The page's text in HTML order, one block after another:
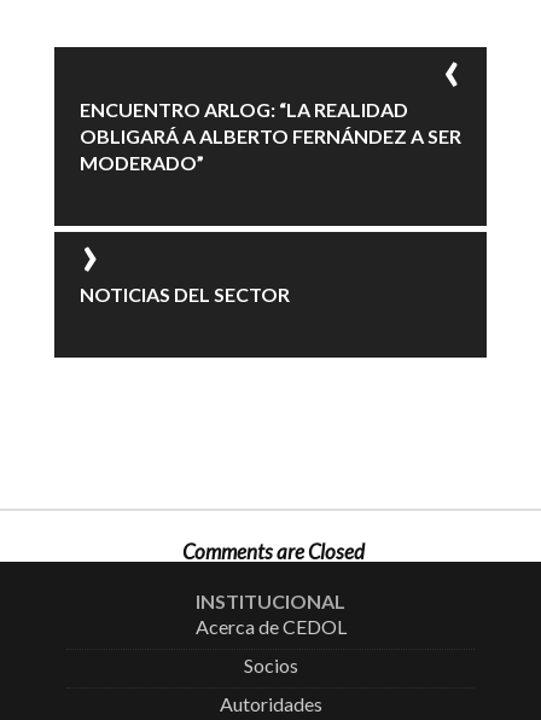
ENCUENTRO ARLOG: “LA REALIDAD
OBLIGARÁ A ALBERTO FERNÁNDEZ A SER
MODERADO”
NOTICIAS DEL SECTOR
Comments are Closed
INSTITUCIONAL
Acerca de CEDOL
Socios
Autoridades